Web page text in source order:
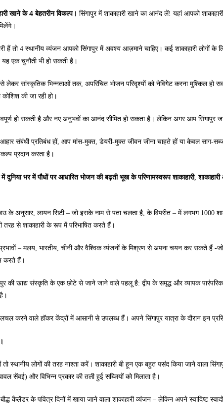
खाने के 4 बेहतरीन विकल्प। सिंगापुर में शाकाहारी खाने का आनंद लें! यहां आपको
हैं तो 4 स्थानीय व्यंजन आपको सिंगापुर में अवश्य आज़माने चाहिए। कई शाकाहारी लोगों के
एक चुनौती भी हो सकती है।
से लेकर सांस्कृतिक भिन्नताओं तक, अपरिचित भोजन परिदृश्यों को नेविगेट करना मुश्किल हो
की जा रही हो।
हो सकती है और नए अनुभवों का आनंद सीमित हो सकता है। लेकिन अगर आप सिंगापुर
संबंधी प्रतिबंध हों, आप मांस-मुक्त, डेयरी-मुक्त जीवन जीना चाहते हों या केवल साग-
प्रदान करता है।
भर में पौधों पर आधारित भोजन की बढ़ती भूख के परिणामस्वरूप शाकाहारी,
के अनुसार, लायन सिटी – जो इसके नाम से पता चलता है, के विपरीत – में लगभग 1000
तरह से शाकाहारी के रूप में परिभाषित करते हैं।
– मलय, भारतीय, चीनी और वैश्विक व्यंजनों के मिश्रण से अपना चयन कर सकते हैं -जो
करते हैं।
की खाद्य संस्कृति के एक छोटे से जाने जाने वाले पहलू है: द्वीप के समृद्ध और व्यापक
करने वाले हॉकर केंद्रों में आसानी से उपलब्ध हैं। अपने सिंगापुर यात्रा के दौरान इन
तो स्थानीय लोगों की तरह नाश्ता करें। शाकाहारी बी हून एक बहुत पसंद किया जाने वाला
सेंवई) और विभिन्न प्रकार की तली हुई सब्जियों को मिलाता है।
कैलेंडर के पवित्र दिनों में खाया जाने वाला शाकाहारी व्यंजन – लेकिन अपने स्वादिष्ट